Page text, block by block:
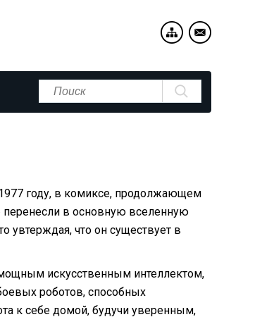
году, в комиксе, продолжающем
перенесли в основную вселенную
увтерждая, что он существует в
искусственным интеллектом,
роботов, способных
к себе домой, будучи уверенным,